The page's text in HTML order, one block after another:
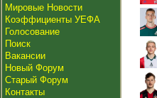
Мировые Новости
Коэффициенты УЕФА
Голосование
Поиск
Вакансии
Новый Форум
Старый Форум
Контакты